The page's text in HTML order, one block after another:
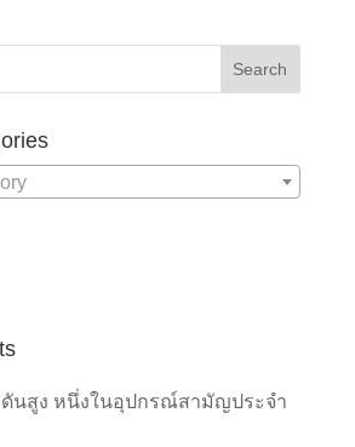
฿28,000.00.
ดันสูง หนึ่งในอุปกรณ์สามัญประจำ